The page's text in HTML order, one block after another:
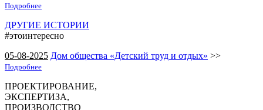
Подробнее
ДРУГИЕ ИСТОРИИ
#этоинтересно
05-08-2025 Дом общества «Детский труд и отдых» >>
Подробнее
ПРОЕКТИРОВАНИЕ,
ЭКСПЕРТИЗА,
ПРОИЗВОДСТВО